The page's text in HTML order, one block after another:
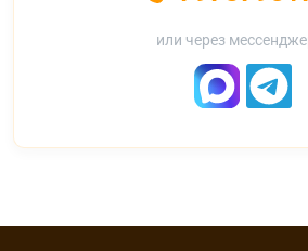
или через